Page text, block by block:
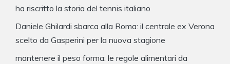
ha riscritto la storia del tennis italiano
Daniele Ghilardi sbarca alla Roma: il centrale ex Verona
scelto da Gasperini per la nuova stagione
mantenere il peso forma: le regole alimentari da